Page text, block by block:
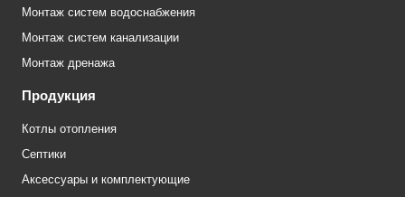
Монтаж систем водоснабжения
Монтаж систем канализации
Монтаж дренажа
Продукция
Котлы отопления
Септики
Аксессуары и комплектующие